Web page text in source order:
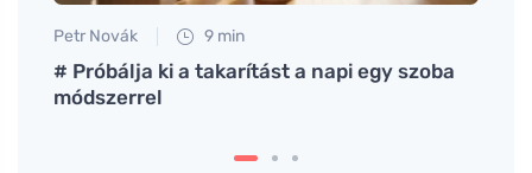
Petr Novák 9 min
# Próbálja ki a takarítást a napi egy szoba
módszerrel